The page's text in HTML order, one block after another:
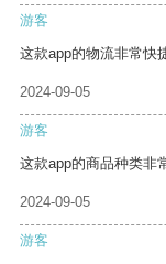
游客
这款app的物流非常快
2024-09-05
游客
这款app的商品种类非
2024-09-05
游客